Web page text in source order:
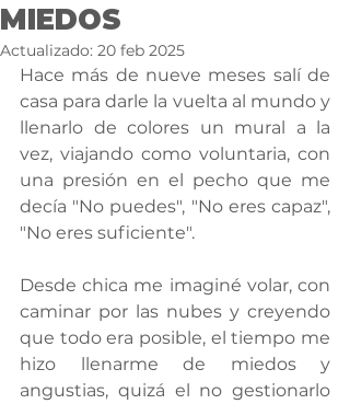
MIEDOS
Actualizado: 20 feb 2025
Hace más de nueve meses salí de
casa para darle la vuelta al mundo y
llenarlo de colores un mural a la
vez, viajando como voluntaria, con
una presión en el pecho que me
decía "No puedes", "No eres capaz",
"No eres suficiente".
Desde chica me imaginé volar, con
caminar por las nubes y creyendo
que todo era posible, el tiempo me
hizo llenarme de miedos y
angustias, quizá el no gestionarlo